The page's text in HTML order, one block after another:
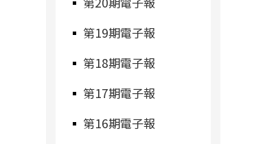
第19期電子報
第18期電子報
第17期電子報
第16期電子報